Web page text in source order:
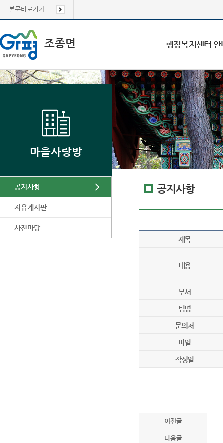
본문바로가기
조종면 행정복지센터 안
마을사랑방
공지사항
자유게시판
사진마당
공지사항
제목
내용
부서
팀명
문의처
파일
작성일
이전글
다음글